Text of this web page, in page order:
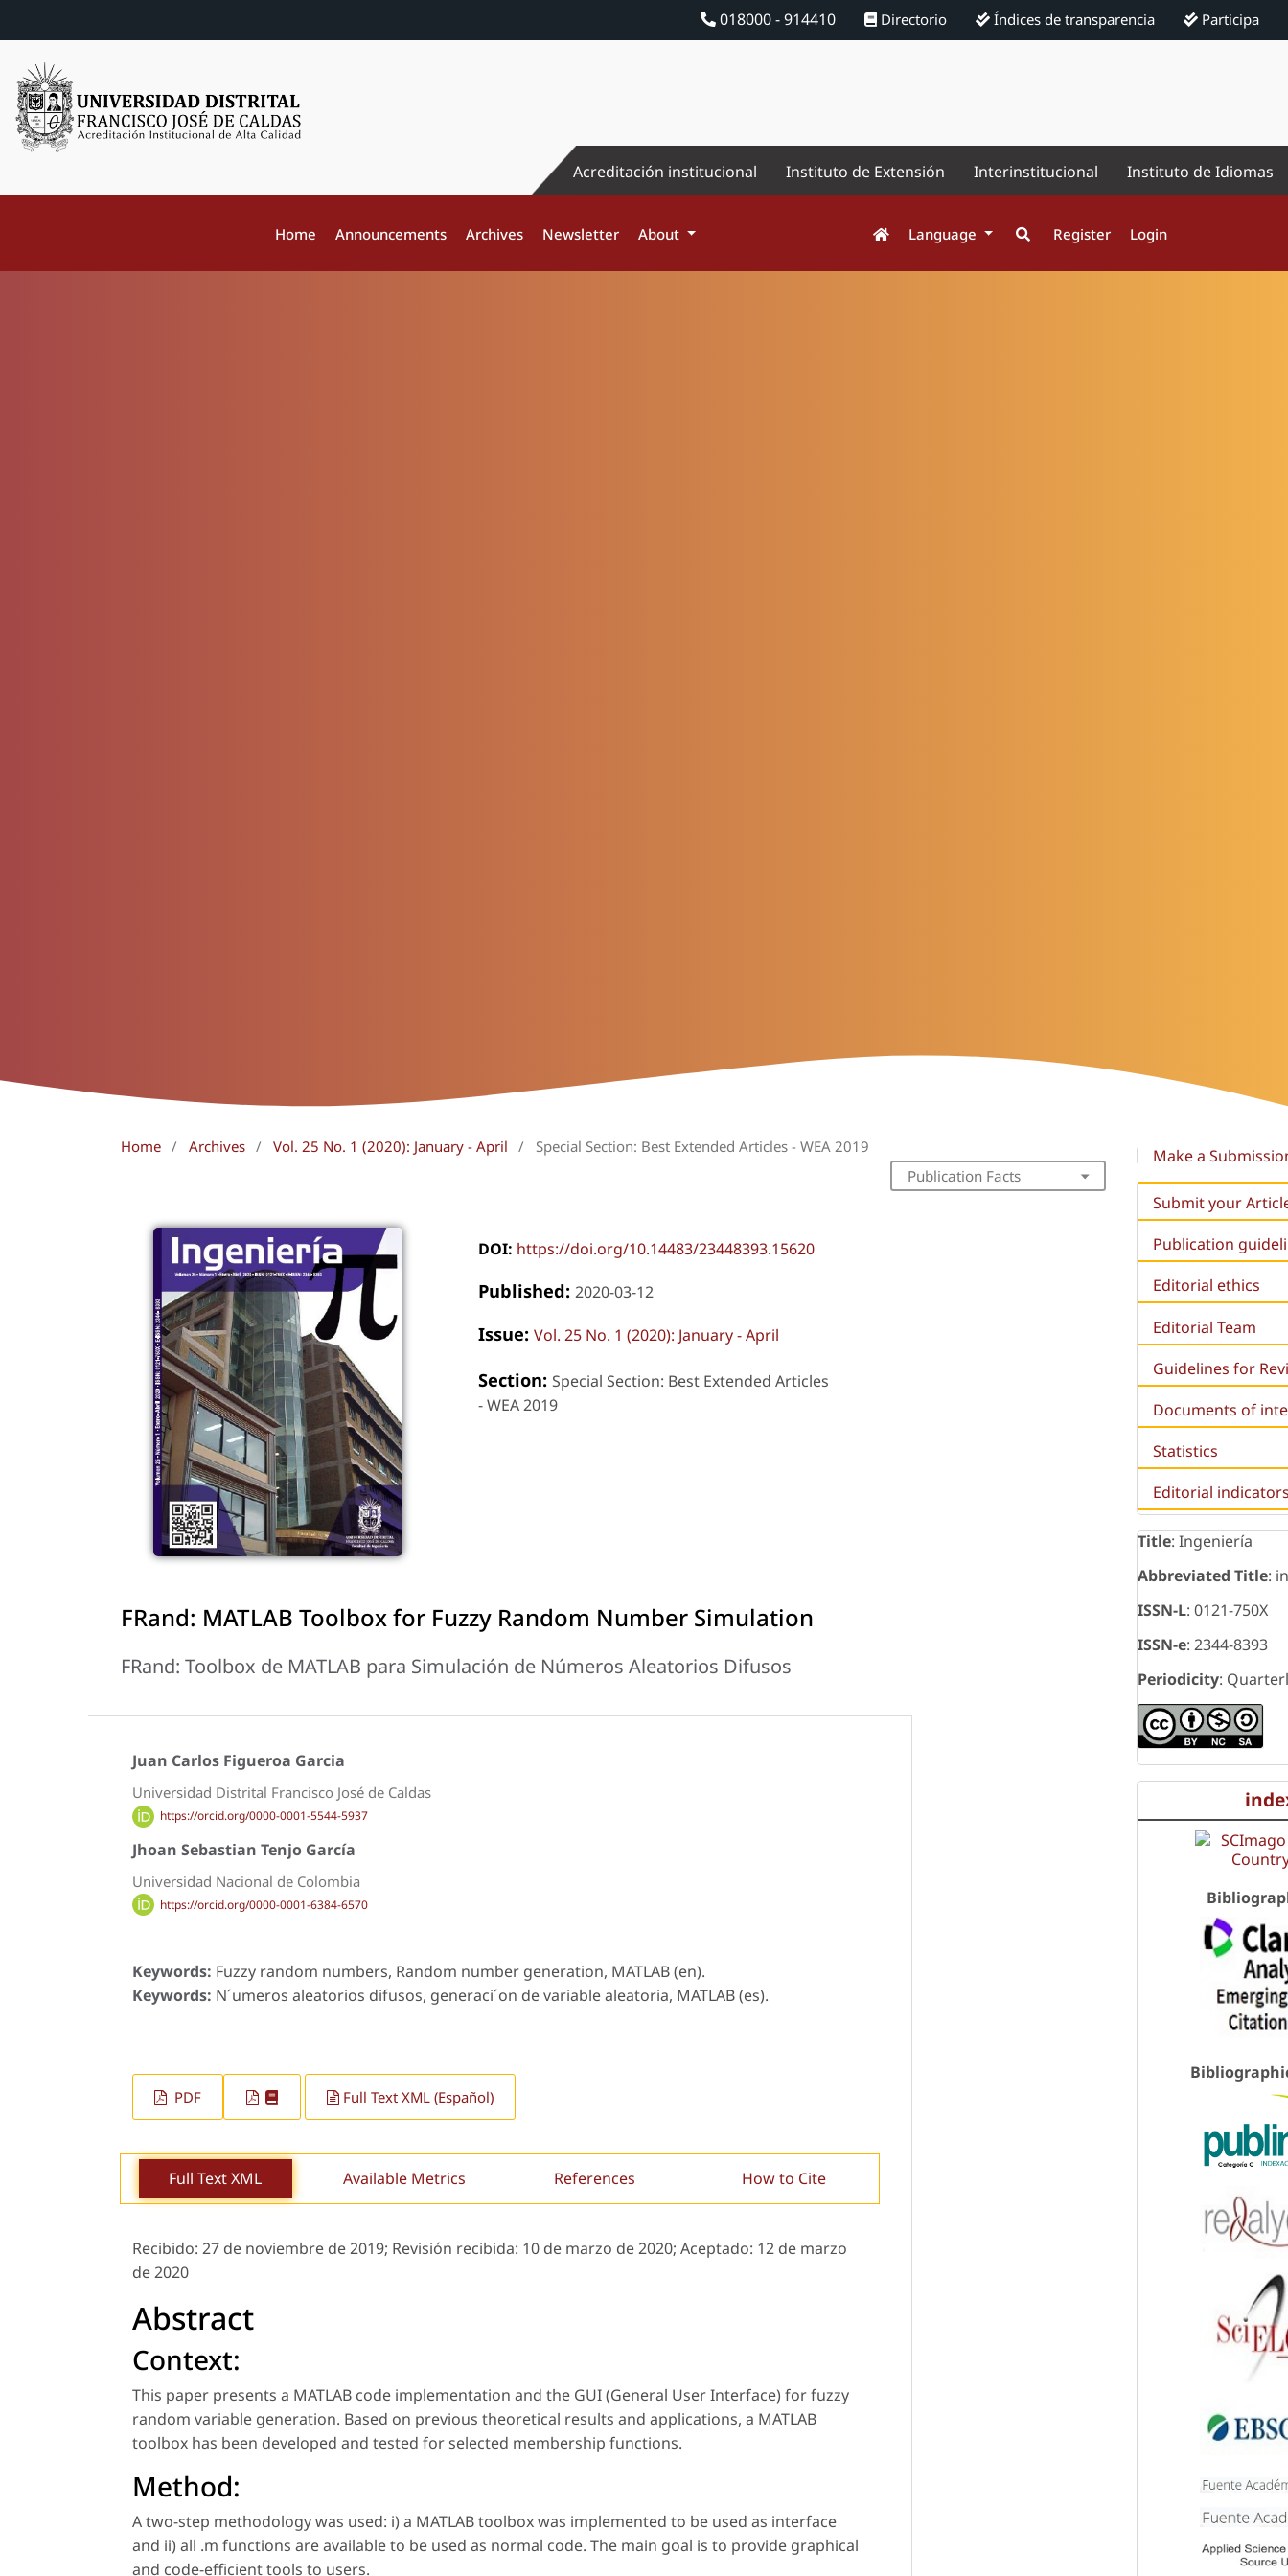
018000 - 914410 Directorio Índices de transparencia Participa
Acreditación institucional Instituto de Extensión Interinstitucional Instituto de Idiomas
Home Announcements Archives Newsletter About Language Register Login
Home / Archives / Vol. 25 No. 1 (2020): January - April / Special Section: Best Extended Articles - WEA 2019
DOI: https://doi.org/10.14483/23448393.15620
Published: 2020-03-12
Issue: Vol. 25 No. 1 (2020): January - April
Section: Special Section: Best Extended Articles
- WEA 2019
FRand: MATLAB Toolbox for Fuzzy Random Number Simulation
FRand: Toolbox de MATLAB para Simulación de Números Aleatorios Difusos
Juan Carlos Figueroa Garcia
Universidad Distrital Francisco José de Caldas
https://orcid.org/0000-0001-5544-5937
Jhoan Sebastian Tenjo García
Universidad Nacional de Colombia
https://orcid.org/0000-0001-6384-6570
Keywords: Fuzzy random numbers, Random number generation, MATLAB (en).
Keywords: N´umeros aleatorios difusos, generaci´on de variable aleatoria, MATLAB (es).
PDF Full Text XML (Español)
Full Text XML Available Metrics References How to Cite
Recibido: 27 de noviembre de 2019; Revisión recibida: 10 de marzo de 2020; Aceptado: 12 de marzo
de 2020
Abstract
Context:
This paper presents a MATLAB code implementation and the GUI (General User Interface) for fuzzy
random variable generation. Based on previous theoretical results and applications, a MATLAB
toolbox has been developed and tested for selected membership functions.
Method:
A two-step methodology was used: i) a MATLAB toolbox was implemented to be used as interface
and ii) all .m functions are available to be used as normal code. The main goal is to provide graphical
and code-efficient tools to users.
Publication Facts
Make a
Submit your
Publication
Editorial ethics
Editorial Team
Guidelines for
Documents of
Statistics
Editorial
Title: Ingeniería
Abbreviated Title:
ISSN-L: 0121-750X
ISSN-e: 2344-8393
Periodicity: